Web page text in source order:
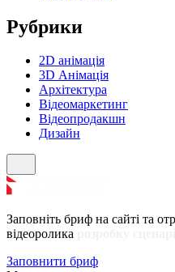
Рубрики
2D анімація
3D Анімація
Архітектура
Відеомаркетинг
Відеопродакшн
Дизайн
Заповніть бриф на сайті та
відеоролика
Заповнити бриф